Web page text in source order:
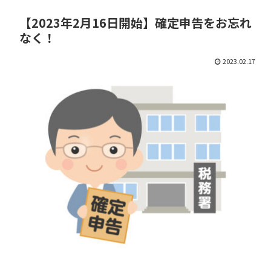
【2023年2月16日開始】確定申告をお忘れ
なく！
2023.02.17